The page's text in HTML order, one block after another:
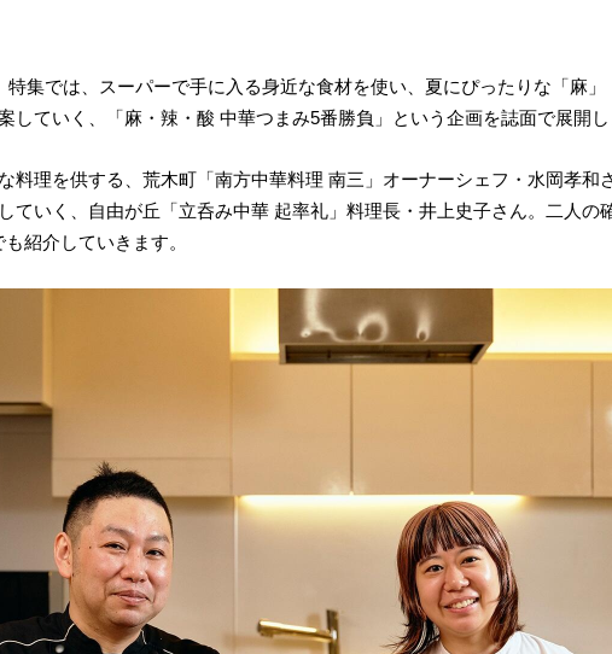
集では、スーパーで手に入る身近な食材を使い、夏にぴったりな「麻
していく、「麻・辣・酸 中華つまみ5番勝負」という企画を誌面で展開し
料理を供する、荒木町「南方中華料理 南三」オーナーシェフ・水岡孝和
ていく、自由が丘「立呑み中華 起率礼」料理長・井上史子さん。二人の
紹介していきます。